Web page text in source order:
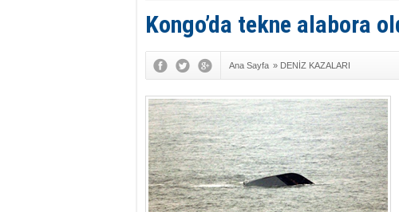
Kongo’da tekne alabora
Ana Sayfa » DENİZ KAZALARI